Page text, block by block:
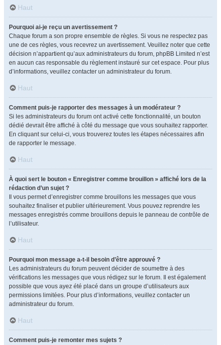
Haut
Pourquoi ai-je reçu un avertissement ?
Chaque forum a son propre ensemble de règles. Si vous ne respectez pas
une de ces règles, vous recevrez un avertissement. Veuillez noter que cette
décision n’appartient qu’aux administrateurs du forum, phpBB Limited n’est
en aucun cas responsable du règlement instauré sur cet espace. Pour plus
d’informations, veuillez contacter un administrateur du forum.
Haut
Comment puis-je rapporter des messages à un modérateur ?
Si les administrateurs du forum ont activé cette fonctionnalité, un bouton
dédié devrait être affiché à côté du message que vous souhaitez rapporter.
En cliquant sur celui-ci, vous trouverez toutes les étapes nécessaires afin
de rapporter le message.
Haut
À quoi sert le bouton « Enregistrer comme brouillon » affiché lors de la
rédaction d’un sujet ?
Il vous permet d’enregistrer comme brouillons les messages que vous
souhaitez finaliser et publier ultérieurement. Vous pouvez reprendre les
messages enregistrés comme brouillons depuis le panneau de contrôle de
l’utilisateur.
Haut
Pourquoi mon message a-t-il besoin d’être approuvé ?
Les administrateurs du forum peuvent décider de soumettre à des
vérifications les messages que vous rédigez sur le forum. Il est également
possible que vous ayez été placé dans un groupe d’utilisateurs aux
permissions limitées. Pour plus d’informations, veuillez contacter un
administrateur du forum.
Haut
Comment puis-je remonter mes sujets ?